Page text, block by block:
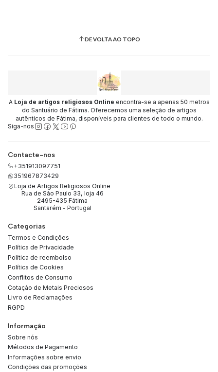
DE VOLTA AO TOPO
A Loja de artigos religiosos Online encontra-se a apenas 50 metros
do Santuário de Fátima. Oferecemos uma seleção de artigos
autênticos de Fátima, disponíveis para clientes de todo o mundo.
Siga-nos
Contacte-nos
+351913097751
351967873429
Loja de Artigos Religiosos Online
Rua de São Paulo 33, loja 46
2495-435 Fátima
Santarém - Portugal
Categorias
Termos e Condições
Política de Privacidade
Política de reembolso
Política de Cookies
Conflitos de Consumo
Cotação de Metais Preciosos
Livro de Reclamações
RGPD
Informação
Sobre nós
Métodos de Pagamento
Informações sobre envio
Condições das promoções